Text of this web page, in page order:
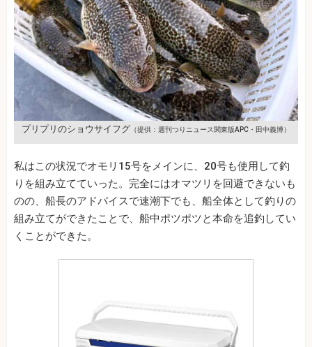
プリプリのショウサイフグ （提供：週刊つりニュース関東版APC・田中義博）
私はこの状況でオモリ15号をメインに、20号も使用して釣
りを組み立てていった。完全にはオマツリを回避できないも
のの、船長のアドバイスで速潮下でも、船全体として釣りの
組み立てができたことで、船中ポツポツと本命を追釣してい
くことができた。